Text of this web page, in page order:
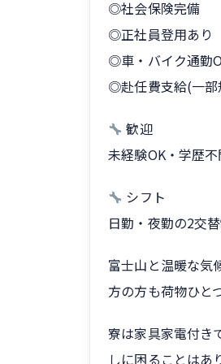
◎社会保険完備
◎正社員登用あり
◎車・バイク通勤
◎赴任費支給(一部
歓迎
未経験OK・学歴
シフト
日勤・夜勤の2交
富士山と温暖な気
方の方も荷物ひと
寮は家具家電付き
しに困ることはあ